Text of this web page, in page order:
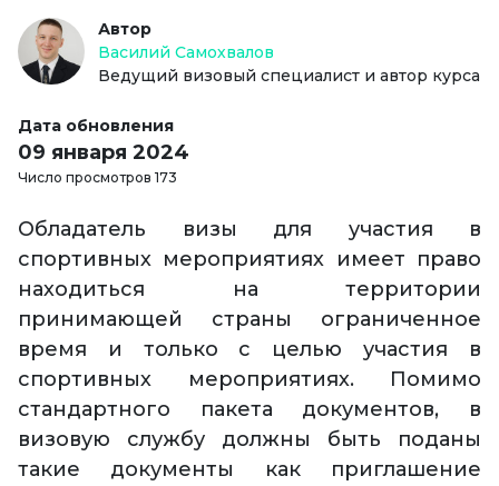
Автор
Василий Самохвалов
Ведущий визовый специалист и автор курса
Дата обновления
09 января 2024
Число просмотров 173
Обладатель визы для участия в
спортивных мероприятиях имеет право
находиться на территории
принимающей страны ограниченное
время и только с целью участия в
спортивных мероприятиях. Помимо
стандартного пакета документов, в
визовую службу должны быть поданы
такие документы как приглашение